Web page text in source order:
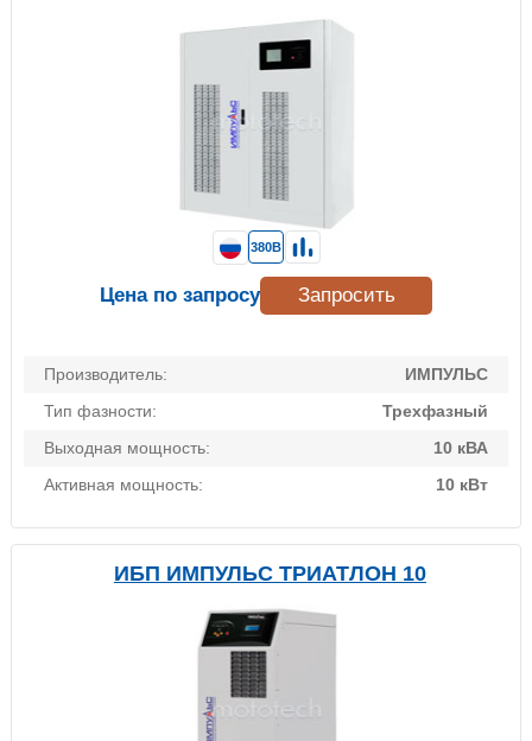
Производитель:
ИМПУЛЬС
Тип фазности:
Трехфазный
Выходная мощность:
10 кВА
Активная мощность:
10 кВт
380В
Цена по запросу Запросить
ИБП ИМПУЛЬС ТРИАТЛОН 10